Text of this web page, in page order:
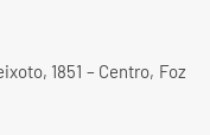
1851 – Centro, Foz